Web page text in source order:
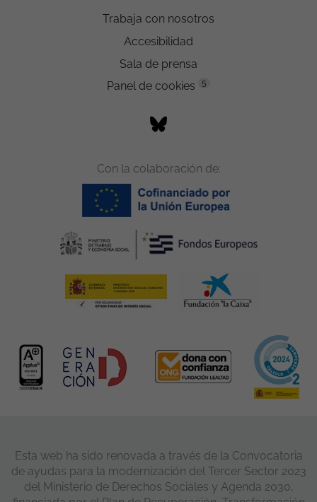
Trabaja con nosotros
Accesibilidad
Sala de prensa
Panel de cookies
5
Con la colaboración de:
Esta web ha sido renovada a través de la Convocatoria
de ayudas para la modernización del Tercer Sector 2023
del Ministerio de Derechos Sociales y Agenda 2030,